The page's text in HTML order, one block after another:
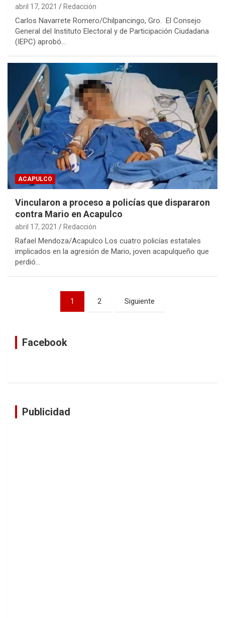
abril 17, 2021 Redacción
Carlos Navarrete Romero/Chilpancingo, Gro. El Consejo
General del Instituto Electoral y de Participación Ciudadana
(IEPC) aprobó…
ACAPULCO
Vincularon a proceso a policías que dispararon
contra Mario en Acapulco
abril 17, 2021 Redacción
Rafael Mendoza/Acapulco Los cuatro policías estatales
implicados en la agresión de Mario, joven acapulqueño que
perdió…
Navegación
1 2 Siguiente
Facebook
Publicidad